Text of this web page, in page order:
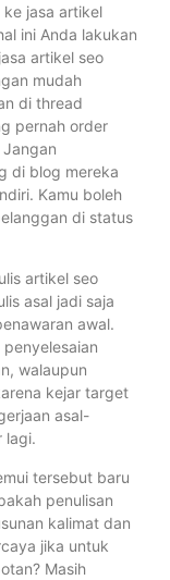
jasa artikel
ini Anda lakukan
artikel seo
mudah
di thread
pernah order
di blog mereka
Kamu boleh
di status
artikel seo
asal jadi saja
awal.
walaupun
kejar target
asal-
lagi.
tersebut baru
penulisan
kalimat dan
jika untuk
Masih